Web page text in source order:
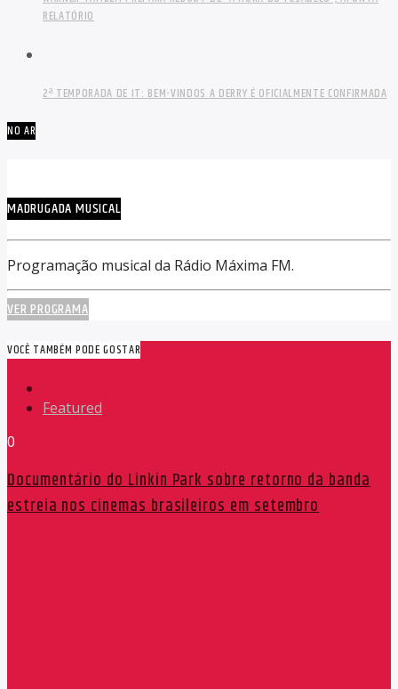
RELATÓRIO
2ª TEMPORADA DE IT: BEM-VINDOS A DERRY É OFICIALMENTE CONFIRMADA
NO AR
MADRUGADA MUSICAL
Programação musical da Rádio Máxima FM.
VER PROGRAMA
VOCÊ TAMBÉM PODE GOSTAR
Featured
0
Documentário do Linkin Park sobre retorno da banda
estreia nos cinemas brasileiros em setembro